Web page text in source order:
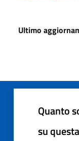
Ultimo
Quanto
su